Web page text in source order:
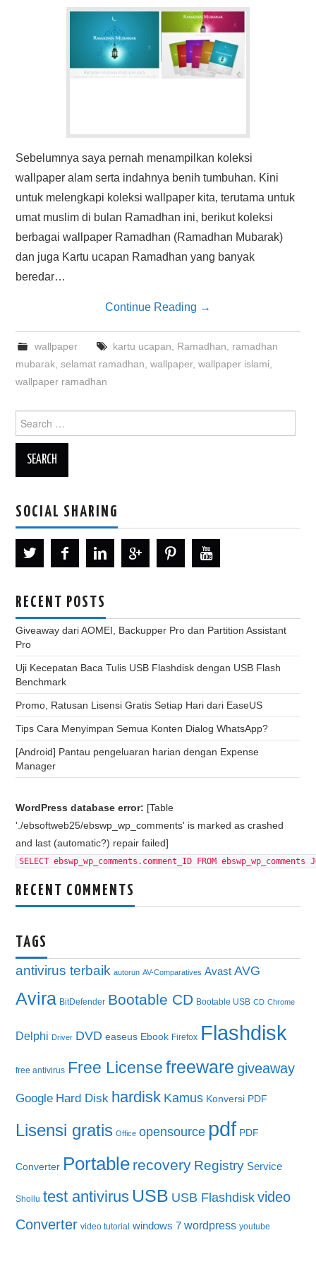
HASIL PENCARIAN
Sebelumnya saya pernah menampilkan koleksi
wallpaper alam serta indahnya benih tumbuhan. Kini
untuk melengkapi koleksi wallpaper kita, terutama untuk
umat muslim di bulan Ramadhan ini, berikut koleksi
berbagai wallpaper Ramadhan (Ramadhan Mubarak)
dan juga Kartu ucapan Ramadhan yang banyak
beredar…
Continue Reading →
wallpaper kartu ucapan Ramadhan
ramadhan
mubarak ,selamat ramadhan ,wallpaper,wallpaper islami
wallpaper ramadhan
for:
SOCIAL SHARING
RECENT POSTS
Giveaway dari AOMEI, Backupper Pro dan Partition Assistant
Pro
Uji Kecepatan Baca Tulis USB Flashdisk dengan USB Flash
Benchmark
Promo, Ratusan Lisensi Gratis Setiap Hari dari EaseUS
Tips Cara Menyimpan Semua Konten Dialog WhatsApp?
[Android] Pantau pengeluaran harian dengan Expense
Manager
WordPress database error: [Table
'./ebsoftweb25/ebswp_wp_comments' is marked as crashed
and last (automatic?) repair failed]
SELECT ebswp_wp_comments.comment_ID FROM
RECENT COMMENTS
TAGS
antivirus terbaik autorun AV-Comparatives Avast AVG
Avira BitDefender Bootable CD Bootable USB CD Chrome
Delphi Driver DVD easeus Ebook Firefox Flashdisk
free antivirus Free License freeware giveaway
Google Hard Disk hardisk Kamus Konversi PDF
Lisensi gratis Office opensource pdf PDF
Converter Portable recovery Registry Service
Shollu test antivirus USB USB Flashdisk video
Converter video tutorial windows 7 wordpress youtube